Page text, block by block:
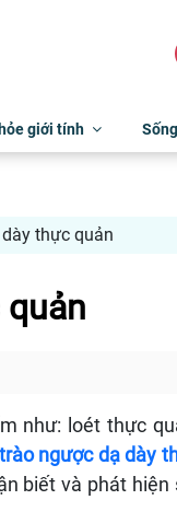
giới tính
thực quản
như: loét thực
ngược dạ dày
biết và phát hiện